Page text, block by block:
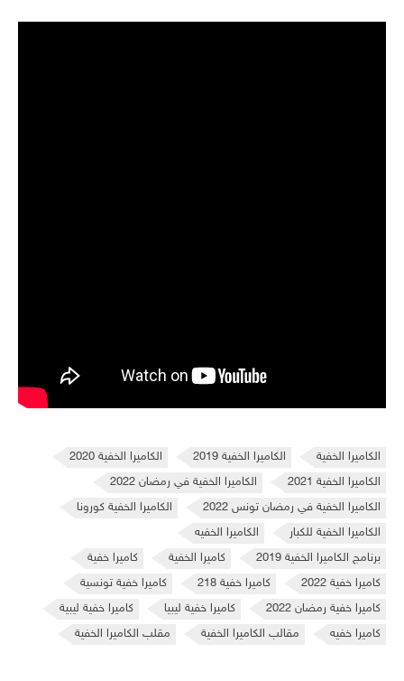
الكاميرا الخفية الكاميرا الخفية 2019
الكاميرا الخفية 2020
الكاميرا الخفية 2021
الكاميرا الخفية في رمضان 2022
الكاميرا الخفية في رمضان تونس 2022
الكاميرا الخفية كورونا
الكاميرا الخفية للكبار
الكاميرا الخفيه
برنامج الكاميرا الخفية 2019
كاميرا الخفية
كاميرا خفية
كاميرا خفية 2022
كاميرا خفية 218
كاميرا خفية تونسية
كاميرا خفية رمضان 2022
كاميرا خفية ليبيا
كاميرا خفية ليبية
كاميرا خفيه
مقالب الكاميرا الخفية مقلب الكاميرا الخفية